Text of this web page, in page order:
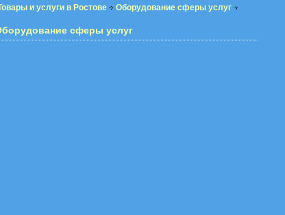
и услуги в Ростове Оборудование сферы услуг
сферы услуг